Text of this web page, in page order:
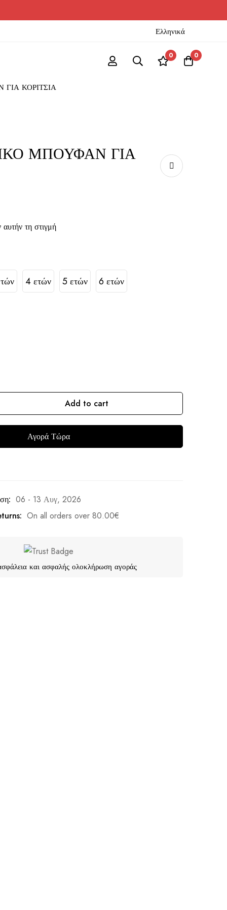
Ελληνικά
0 0
ΓΙΑ ΚΟΡΙΤΣΙΑ
ΜΠΟΥΦΑΝ ΓΙΑ
τη στιγμή
4 ετών 5 ετών 6 ετών
Add to cart
Αγορά Τώρα
06 - 13 Αυγ, 2026
On all orders over 80.00€
και ασφαλής ολοκλήρωση αγοράς